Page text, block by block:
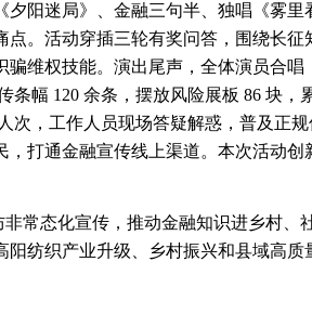
夕阳迷局》、金融三句半、独唱《雾
。活动穿插三轮有奖问答，围绕长
骗维权技能。演出尾声，全体演员合
条幅 120 余条，摆放风险展板 86 块
次，工作人员现场答疑解惑，普及正
打通金融宣传线上渠道。本次活动
常态化宣传，推动金融知识进乡村
纺织产业升级、乡村振兴和县域高质